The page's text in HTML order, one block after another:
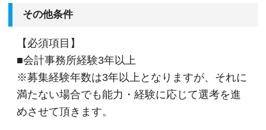
その他条件
【必須項目】
■会計事務所経験3年以上
※募集経験年数は3年以上となりますが、それに
満たない場合でも能力・経験に応じて選考を進
めさせて頂きます。